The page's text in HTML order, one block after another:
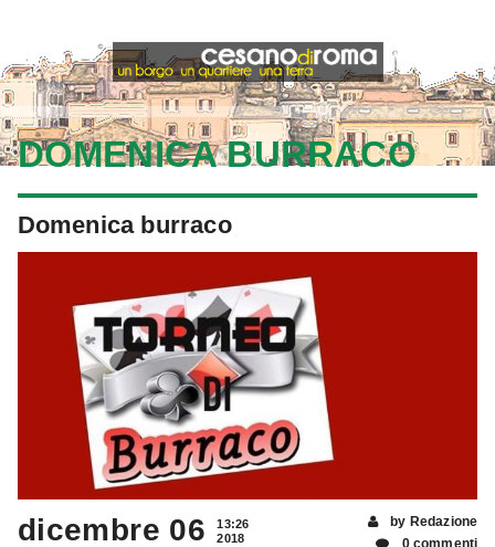
DOMENICA BURRACO
Domenica burraco
dicembre 06
13:26
2018
by Redazione
0 commenti